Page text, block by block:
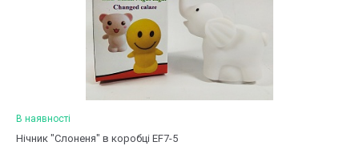
В наявності
Нічник "Слоненя" в коробці EF7-5